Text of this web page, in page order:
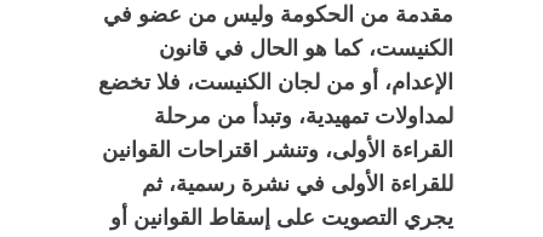
مقدمة من الحكومة وليس من عضو في
الكنيست، كما هو الحال في قانون
الإعدام، أو من لجان الكنيست، فلا تخضع
لمداولات تمهيدية، وتبدأ من مرحلة
القراءة الأولى، وتنشر اقتراحات القوانين
للقراءة الأولى في نشرة رسمية، ثم
يجري التصويت على إسقاط القوانين أو